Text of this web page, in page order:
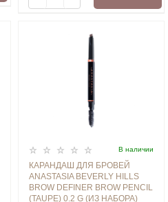
В наличии
КАРАНДАШ ДЛЯ БРОВЕЙ
ANASTASIA BEVERLY HILLS
BROW DEFINER BROW PENCIL
(TAUPE) 0.2 G (ИЗ НАБОРА)